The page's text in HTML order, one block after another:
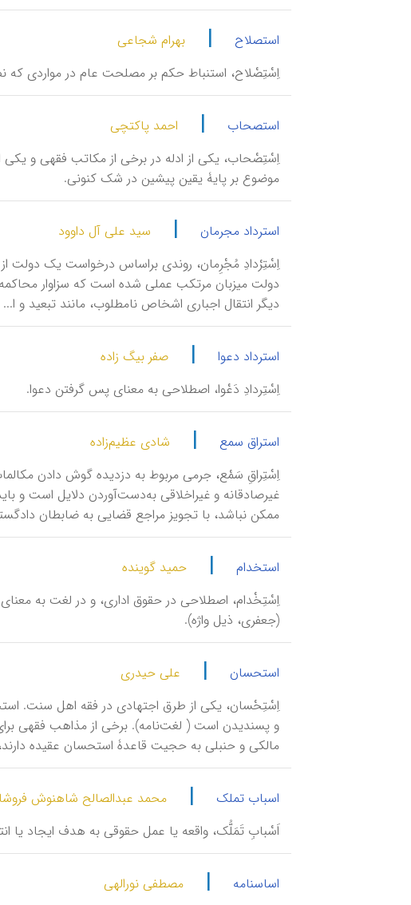
استصلاح |
بهرام شجاعی
اِسْتِصْلاح، استنباط حکم بر مصلحت عام در مواردی که
استصحاب |
احمد پاکتچی
اِسْتِصْحاب، یکی از ادله در برخی از مکاتب فقهی و
موضوع بر پایۀ یقین پیشین در شک کنونی.
استرداد مجرمان |
سید علی آل داوود
اِسْتِرْدادِ مُجْرِمان، روندی براساس درخواست یک دولت
دولت میزبان مرتکب عملی شده است که سزاوار
دیگر انتقال اجباری اشخاص نامطلوب، مانند تبعید و ا...
استرداد دعوا |
صفر بیگ زاده
اِسْتِردادِ دَعْوا، اصطلاحی به معنای پس گرفتن دعوا.
استراق سمع |
شادی عظیم‌زاده
اِسْتِراقِ سَمْع، جرمی مربوط به دزدیده گوش دادن
غیرصادقانه و غیراخلاقی به‌دست‌آوردن دلایل است و
ممکن نباشد، با تجویز مراجع قضایی به ضابطان
استخدام |
حمید گوینده
اِسْتِخْدام، اصطلاحی در حقوق اداری، و در لغت به
(جعفری، ذیل واژه).
استحسان |
علی حیدری
اِسْتِحْسان، یکی از طرق اجتهادی در فقه اهل سنت.
و پسندیدن است ( لغت‌نامه). برخی از مذاهب فقهی برای
مالکی و حنبلی به حجیت قاعدۀ استحسان عقیده
اسباب تملک |
محمد عبدالصالح شاهنوش
اَسْبابِ تَمَلُّک، واقعه یا عمل حقوقی به هدف ایجاد یا
اساسنامه | مصطفی نورالهی